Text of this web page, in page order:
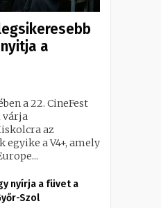
a
a 22. CineFest
várja
az
egyike a V4+, amely
nyírja a füvet a
Szol